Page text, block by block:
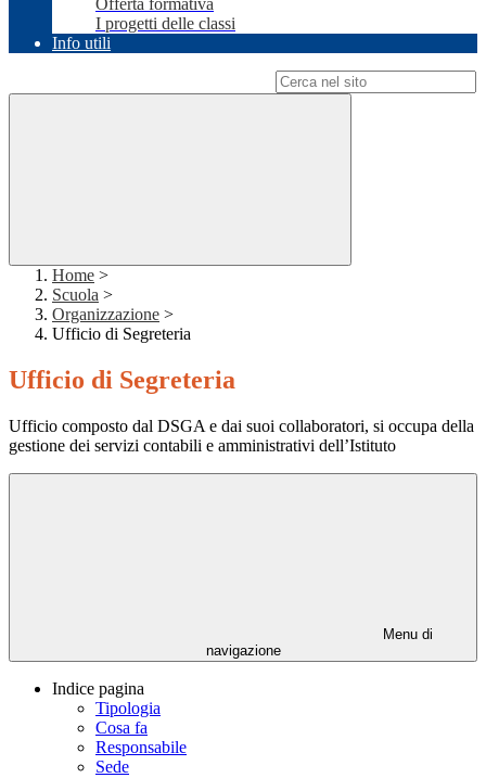
Offerta formativa
I progetti delle classi
Info utili
Home >
Scuola >
Organizzazione >
Ufficio di Segreteria
Ufficio di Segreteria
Ufficio composto dal DSGA e dai suoi collaboratori, si occupa della
gestione dei servizi contabili e amministrativi dell’Istituto
Menu di
navigazione
Indice pagina
Tipologia
Cosa fa
Responsabile
Sede